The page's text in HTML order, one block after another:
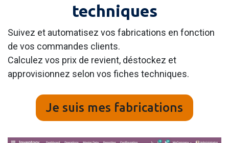
techniques
Suivez et automatisez vos fabrications en fonction
de vos commandes clients.
Calculez vos prix de revient, déstockez et
approvisionnez selon vos fiches techniques.
Je suis mes fabrications